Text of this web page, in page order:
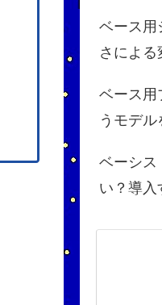
ベース用
さによる
ベース用
うモデ
ベーシス
い？導入